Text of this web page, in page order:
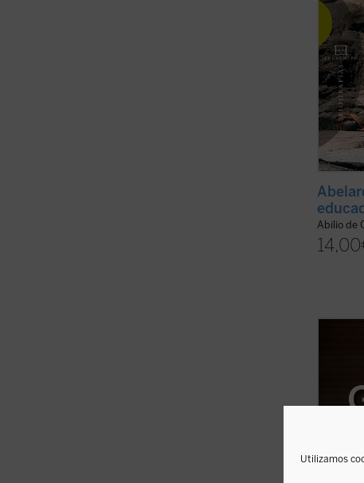
Utilizamos
Abilio de
14,00
La